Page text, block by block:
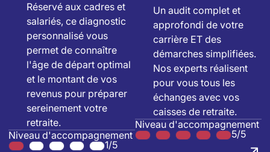
Réservé aux cadres et
salariés, ce diagnostic
personnalisé vous
permet de connaître
l'âge de départ optimal
et le montant de vos
revenus pour préparer
sereinement votre
retraite.
Niveau d'accompagnement
1/5
Un audit complet et
approfondi de votre
carrière ET des
démarches simplifiées.
Nos experts réalisent
pour vous tous les
échanges avec vos
caisses de retraite.
Niveau d'accompagnement
5/5